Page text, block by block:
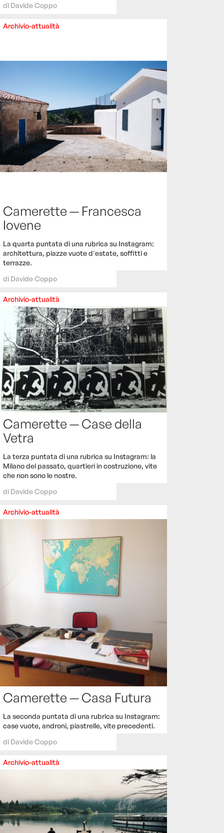
di Davide Coppo
Archivio-attualità
Camerette — Francesca
Iovene
La quarta puntata di una rubrica su Instagram:
architettura, piazze vuote d'estate, soffitti e
terrazze.
di Davide Coppo
Archivio-attualità
Camerette — Case della
Vetra
La terza puntata di una rubrica su Instagram: la
Milano del passato, quartieri in costruzione, vite
che non sono le nostre.
di Davide Coppo
Archivio-attualità
Camerette — Casa Futura
La seconda puntata di una rubrica su Instagram:
case vuote, androni, piastrelle, vite precedenti.
di Davide Coppo
Archivio-attualità